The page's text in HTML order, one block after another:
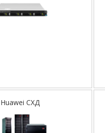
Huawei СХД